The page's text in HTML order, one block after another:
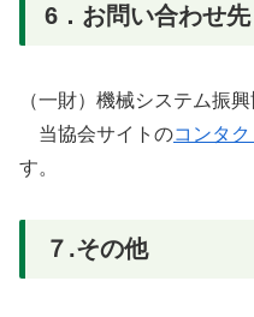
6．お問い合わせ先
（一財）機械システム振
当協会サイトのコンタ
す。
７.その他